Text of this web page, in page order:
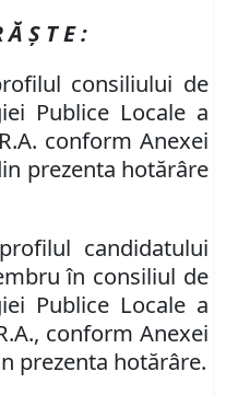
Ă Ş T E :
consiliului de
Publice Locale a
conform Anexei
prezenta hotărâre
candidatului
în consiliul de
Publice Locale a
conform Anexei
prezenta hotărâre.